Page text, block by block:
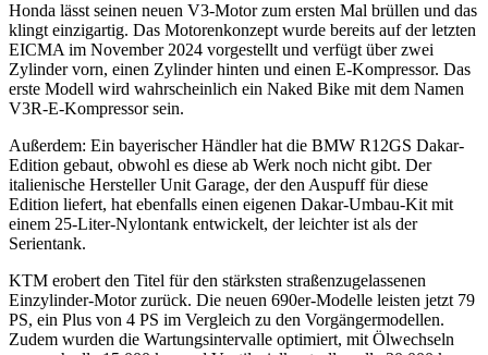
Honda lässt seinen neuen V3-Motor zum ersten Mal brüllen und das
klingt einzigartig. Das Motorenkonzept wurde bereits auf der letzten
EICMA im November 2024 vorgestellt und verfügt über zwei
Zylinder vorn, einen Zylinder hinten und einen E-Kompressor. Das
erste Modell wird wahrscheinlich ein Naked Bike mit dem Namen
V3R-E-Kompressor sein.
Außerdem: Ein bayerischer Händler hat die BMW R12GS Dakar-
Edition gebaut, obwohl es diese ab Werk noch nicht gibt. Der
italienische Hersteller Unit Garage, der den Auspuff für diese
Edition liefert, hat ebenfalls einen eigenen Dakar-Umbau-Kit mit
einem 25-Liter-Nylontank entwickelt, der leichter ist als der
Serientank.
KTM erobert den Titel für den stärksten straßenzugelassenen
Einzylinder-Motor zurück. Die neuen 690er-Modelle leisten jetzt 79
PS, ein Plus von 4 PS im Vergleich zu den Vorgängermodellen.
Zudem wurden die Wartungsintervalle optimiert, mit Ölwechseln